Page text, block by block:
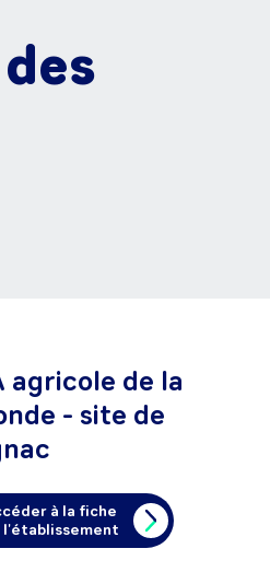
agricole de la
- site de
à la fiche
l'établissement